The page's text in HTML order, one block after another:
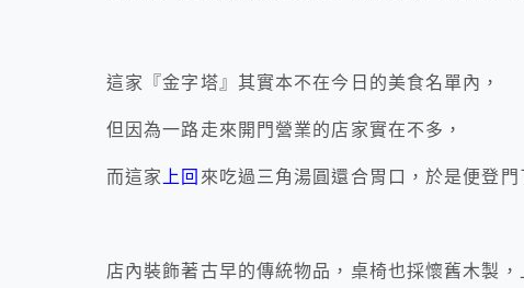
這家『金字塔』其實本不在今日的美食名單內，
但因為一路走來開門營業的店家實在不多，
而這家 上回 來吃過三角湯圓還合胃口，於是便登門
店內裝飾著古早的傳統物品，桌椅也採懷舊木製